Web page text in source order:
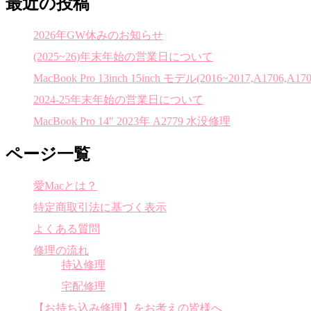
最近の投稿
2026年GW休みのお知らせ
(2025~26)年末年始の営業日について
MacBook Pro 13inch 15inch モデル
2024-25年末年始の営業日について
MacBook Pro 14″ 2023年 A2779 水没修理
ページ一覧
愛Macとは？
特定商取引法に基づく表示
よくある質問
修理の流れ
持込修理
宅配修理
【お持ち込み修理】をお考えの皆様へ